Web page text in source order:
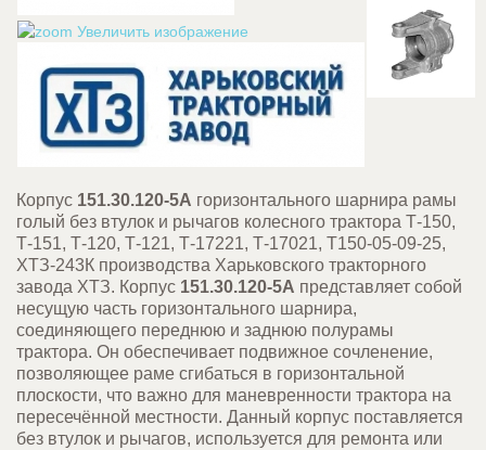
Увеличить изображение
Корпус 151.30.120-5А горизонтального шарнира рамы
голый без втулок и рычагов колесного трактора Т-150,
Т-151, Т-120, Т-121, Т-17221, Т-17021, Т150-05-09-25,
ХТЗ-243К производства Харьковского тракторного
завода ХТЗ. Корпус 151.30.120-5А представляет собой
несущую часть горизонтального шарнира,
соединяющего переднюю и заднюю полурамы
трактора. Он обеспечивает подвижное сочленение,
позволяющее раме сгибаться в горизонтальной
плоскости, что важно для маневренности трактора на
пересечённой местности. Данный корпус поставляется
без втулок и рычагов, используется для ремонта или